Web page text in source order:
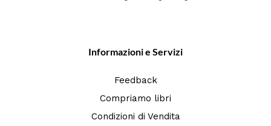
Informazioni e Servizi
Feedback
Compriamo libri
Condizioni di Vendita